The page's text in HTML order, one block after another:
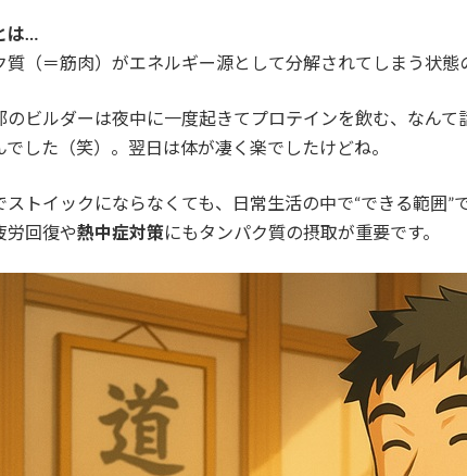
は…
質（＝筋肉）がエネルギー源として分解されてしまう状
のビルダーは夜中に一度起きてプロテインを飲む、なん
した（笑）。翌日は体が凄く楽でしたけどね。
ストイックにならなくても、日常生活の中で“できる範囲
労回復や熱中症対策にもタンパク質の摂取が重要です。